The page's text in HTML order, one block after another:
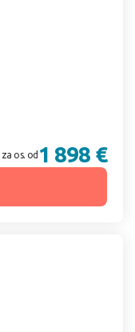
za os. od 1 898 €